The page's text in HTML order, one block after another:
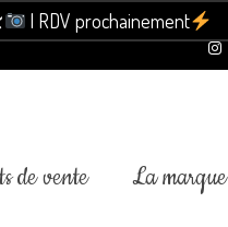
| RDV prochainement
de vente La marque